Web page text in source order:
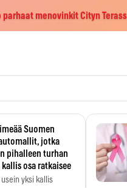
parhaat menovinkit Cityn
Suomen
jotka
pihalleen turhan
osa ratkaisee
yksi kallis